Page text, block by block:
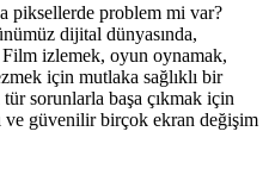
piksellerde problem mi var?
dijital dünyasında,
Film izlemek, oyun oynamak,
için mutlaka sağlıklı bir
sorunlarla başa çıkmak için
ve güvenilir birçok ekran değişim